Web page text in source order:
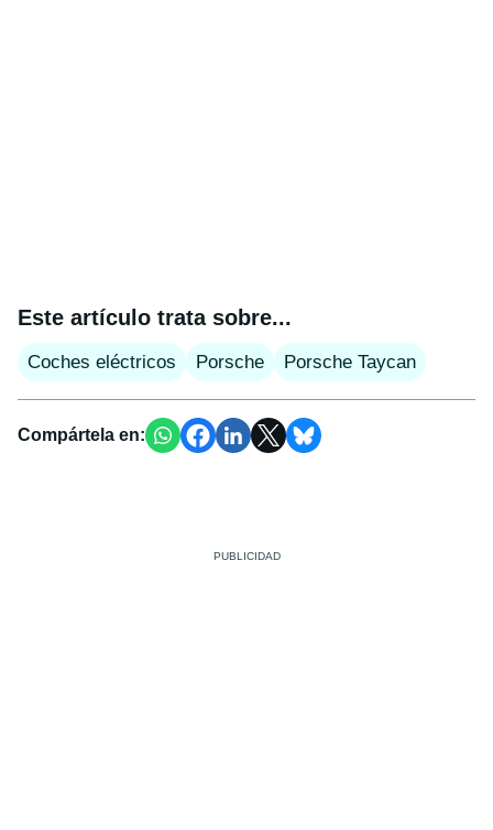
Este artículo trata sobre...
Coches eléctricos Porsche Porsche Taycan
Compártela en: